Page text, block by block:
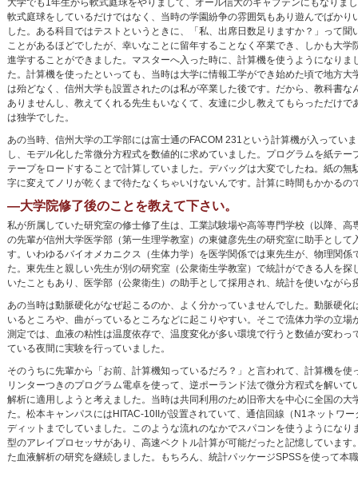
大学でも1年生から軟式庭球をやりまして、オール信大のキャプテンにもなりま
軟式庭球をしているだけではなく、当時の学園紛争の雰囲気もあり遊んでばかり
した。ある科目ではテストというときに、「私、出席日数足りますか？」って聞
ことがあるほどでしたが、幸いなことに留年することなく卒業でき、しかも大学
進学することができました。マスターへ入った時に、計算機を使うようになりま
た。計算機を使ったといっても、当時は大学に情報工学ができ始めた頃で地方大
は殆どなく、信州大学も設置されたのは私が卒業した後です。だから、教科書な
ありませんし、教えてくれる先生もいなくて、友達に少し教えてもらっただけで
は独学でした。
あの当時、信州大学の工学部には富士通のFACOM 231という計算機が入ってい
し、モデル化した常微分方程式を数値的に求めていました。プログラムを紙テ
テープをロードすることで計算していました。デバッグは大変でしたね。紙の
字に変えてノリが乾くまで待たなくちゃいけないんです。計算に時間もかかる
―大学院修了後のことを教えて下さい。
私が所属していた研究室の修士修了生は、工業試験場や高等専門学校（以降、
の先輩が信州大学医学部（第一生理学教室）の東健彦先生の研究室に助手とし
す。いわゆるバイオメカニクス（生体力学）を医学関係では東先生が、物理関
た。東先生と親しい先生が別の研究室（公衆衛生学教室）で統計ができる人を
いたこともあり、医学部（公衆衛生）の助手として採用され、統計を使いながら
あの当時は動脈硬化がなぜ起こるのか、よく分かっていませんでした。動脈硬
いるところや、曲がっているところなどに起こりやすい。そこで流体力学の立
測定では、血液の粘性は温度依存で、温度変化が多い環境で行うと数値が変わ
ている夜間に実験を行っていました。
そのうちに先輩から「お前、計算機知っているだろ？」と言われて、計算機を
リンターつきのプログラム電卓を使って、逆ポーランド法で微分方程式を解い
解析に適用しようと考えました。当時は共同利用のため旧帝大を中心に全国の
た。松本キャンパスにはHITAC-10IIが設置されていて、通信回線（N1ネットワ
ディットまでしていました。このような流れのなかでスパコンを使うようにな
型のアレイプロセッサがあり、高速ベクトル計算が可能だったと記憶していま
た血液解析の研究を継続しました。もちろん、統計パッケージSPSSを使って本